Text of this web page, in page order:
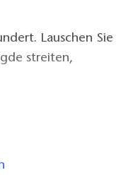
Lauschen Sie
streiten,